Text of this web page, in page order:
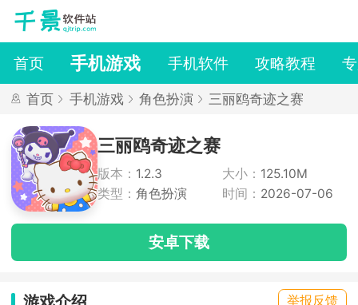
首页 手机游戏 手机软件 攻略教程
首页 手机游戏 角色扮演 三丽鸥奇迹之赛
三丽鸥奇迹之赛
版本： 1.2.3 大小： 125.10M
类型： 角色扮演 时间： 2026-07-06
安卓下载
举报反馈